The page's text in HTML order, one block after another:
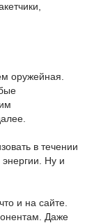
оружейная.
в течении
Ну и
и на сайте.
Даже